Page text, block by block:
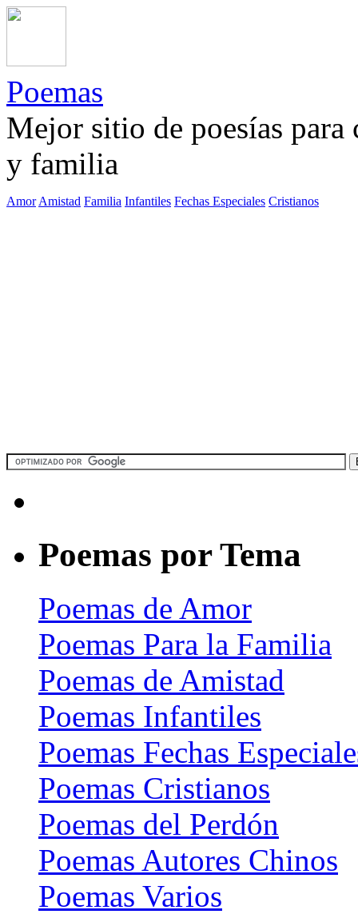
Poemas
Mejor sitio de poesías
y familia
Amor Amistad Familia Infantiles Fechas Especiales Cristianos
Poemas por Tema
Poemas de Amor
Poemas Para la Familia
Poemas de Amistad
Poemas Infantiles
Poemas Fechas
Poemas Cristianos
Poemas del Perdón
Poemas Autores Chinos
Poemas Varios